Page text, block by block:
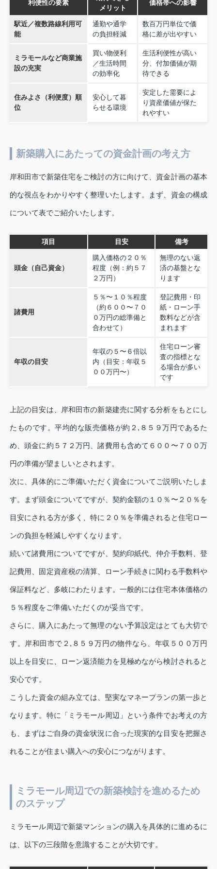
利便性の要素
メリット
価格帯への影響
駅近／複数路線利用可
能
通勤や通学
の負担軽減
数百万円単位で価
格に差が出やすい
ミラモールなど商業施
設の充実
買い物便利
／生活時間
の効率化
生活利便性が高い
分、付加価値が期
待できる
住みよさ（利便度）順
位
安心して暮
らせる環境
安定した需要によ
り資産価値が保た
れやすい
新築購入にあたっての資金計画の考え方
岸和田市で新築住宅をご検討の方に向けて、資金計画の基本
的な視点をわかりやすく整理いたします。まず、資金の構成
について表でご紹介いたします。
項目 目安 備考
頭金（自己資金）
購入価格の２０％
程度（例：約５７
２万円）
無理のない返
済の基盤とな
ります
諸費用
５％〜１０％程度
（約６００〜７０
０万円の総準備と
合わせて）
登記費用・印
紙・ローン手
数料などが含
まれます
年収の目安
年収の５〜６倍以
内（目安：年収５
００万円〜）
住宅ローン審
査の指標とな
る場合が多い
です
上記の目安は、岸和田市の新築建売に関する分析をもとにし
たものです。平均的な販売価格が約２,８５９万円であるた
め、頭金に約５７２万円、諸費用も含めて６００〜７００万
円の準備が望ましいとされます。
次に、具体的にご準備いただく資金についてご説明いたしま
す。まず頭金についてですが、契約金額の１０％〜２０％を
目安にされる方が多く、特に２０％を準備されると住宅ロー
ンの負担を軽減しやすくなります。
続いて諸費用についてですが、契約印紙代、仲介手数料、登
記費用、固定資産税の清算、ローン手続きに関わる手数料や
保証料など、多岐にわたります。一般的には住宅本体価格の
５％程度をご準備いただくのが妥当です。
さらに、購入にあたって無理のない予算設定はとても大切で
す。岸和田市で２,８５９万円の物件なら、年収５００万円
以上を目安に、ローン返済能力を見極めながら検討されると
安心です。
こうした資金の組み立ては、堅実なマネープランの第一歩と
なります。特に「ミラモール周辺」という条件でお考えの方
も、まずはご自身の資金状況に合った現実的な目安を把握さ
れることが住まい購入への安心につながります。
ミラモール周辺での新築検討を進めるため
のステップ
ミラモール周辺で新築マンションの購入を具体的に進めるに
は、以下の三段階を意識することが大切です。